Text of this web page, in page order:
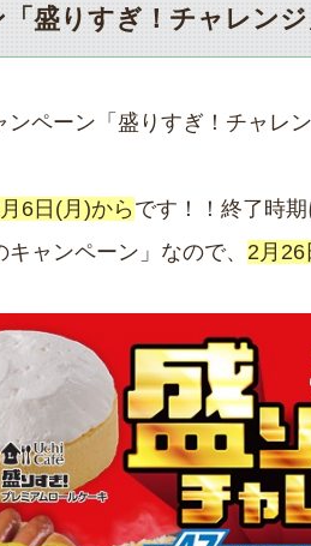
「盛りすぎ！チャレン
ンペーン「盛りすぎ！チャレ
6日(月)からです！！終了時
ャンペーン」なので、 2月26